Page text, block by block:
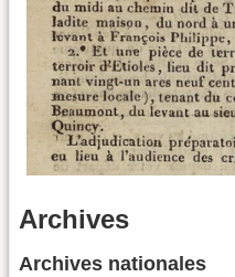
Archives
Archives nationales